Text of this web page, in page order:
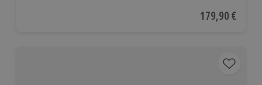
Aktueller Preis
179,90 €